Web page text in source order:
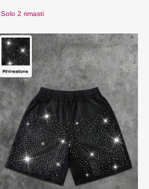
Solo 2 rimasti